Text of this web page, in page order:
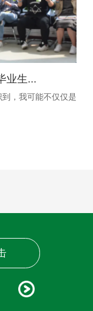
业生...
，我可能不仅仅是